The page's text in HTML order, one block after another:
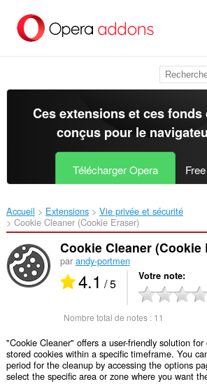
contenu
Ces extensions et ces
conçus pour le
Télécharger Opera
Accueil Extensions
Vie privée et sécurité
Cookie Cleaner (Cookie Eraser)‎
Cookie Cleaner (Cookie
par andy-portmen
4.1 / 5 Votre note
Nombre total de notes : 11
"Cookie Cleaner" offers a user-friendly solution for
stored cookies within a specific timeframe. You
period for the cleanup by accessing the options
select the specific area or zone where you want